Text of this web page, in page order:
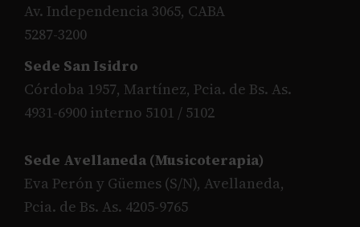
Av. Independencia 3065, CABA
5287-3200
Sede San Isidro
Córdoba 1957, Martínez, Pcia. de Bs. As.
4931-6900 interno 5101 / 5102
Sede Avellaneda (Musicoterapia)
Eva Perón y Güemes (S/N), Avellaneda,
Pcia. de Bs. As. 4205-9765